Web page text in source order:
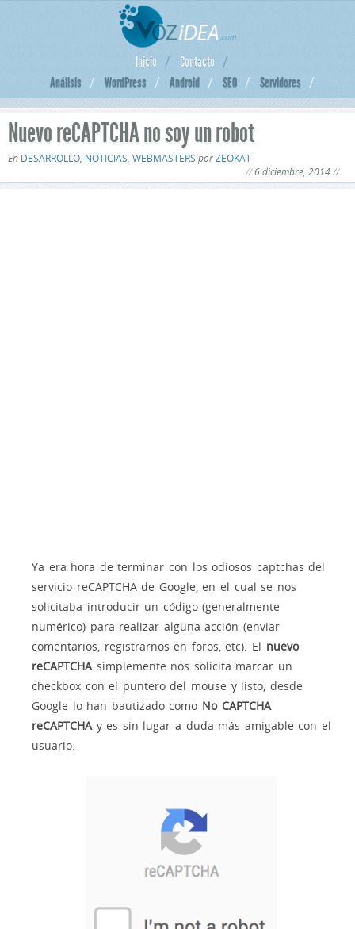
Inicio
Contacto
Análisis
WordPress Android SEO Servidores
Nuevo reCAPTCHA no soy un robot
En DESARROLLO, NOTICIAS, WEBMASTERS porZEOKAT
6 diciembre, 2014
Ya era hora de terminar con los odiosos captchas del
servicio reCAPTCHA de Google, en el cual se nos
solicitaba introducir un código (generalmente
numérico) para realizar alguna acción (enviar
comentarios, registrarnos en foros, etc). El nuevo
reCAPTCHA simplemente nos solicita marcar un
checkbox con el puntero del mouse y listo, desde
Google lo han bautizado como No CAPTCHA
reCAPTCHA y es sin lugar a duda más amigable con el
usuario.